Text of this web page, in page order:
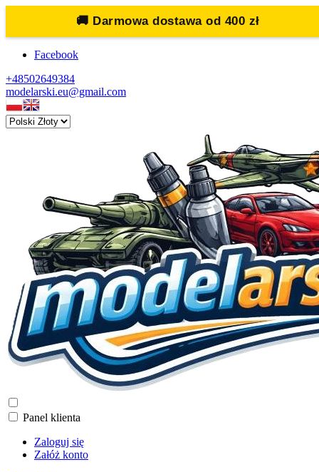
🚚 Darmowa dostawa od 400 zł
Facebook
+48502649384
modelarski.eu@gmail.com
Panel klienta
Zaloguj się
Załóż konto